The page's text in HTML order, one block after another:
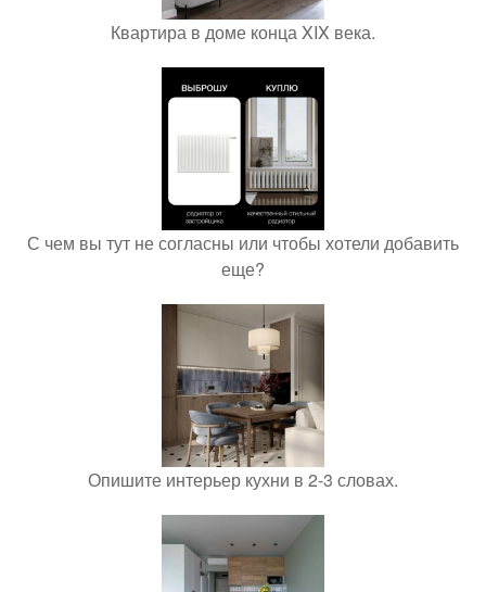
Квартира в доме конца XIX века.
С чем вы тут не согласны или чтобы хотели добавить
еще?
Опишите интерьер кухни в 2-3 словах.